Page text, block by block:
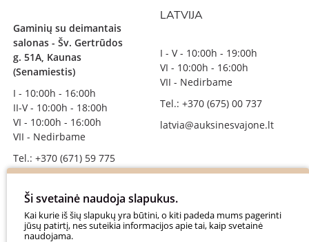
Gaminių su deimantais
salonas - Šv. Gertrūdos
g. 51A, Kaunas
(Senamiestis)
I - 10:00h - 16:00h
II-V - 10:00h - 18:00h
VI - 10:00h - 16:00h
VII - Nedirbame
Tel.: +370 (671) 59 775
SEKITE MUS
auksinesvajone
LATVIJA
I - V - 10:00h - 19:00h
VI - 10:00h - 16:00h
VII - Nedirbame
Tel.: +370 (675) 00 737
latvia@auksinesvajone.lt
Ši svetainė naudoja slapukus.
Kai kurie iš šių slapukų yra būtini, o kiti padeda mums pagerinti
jūsų patirtį, nes suteikia informacijos apie tai, kaip svetainė
naudojama.